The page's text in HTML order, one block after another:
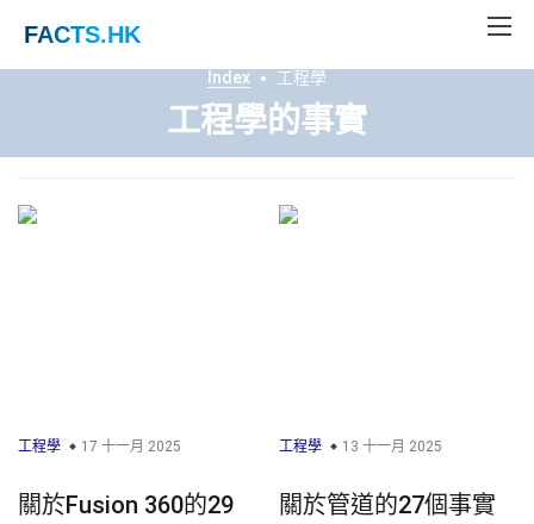
FACTS.HK
Index 工程學
工程學的事實
工程學 17 十一月 2025
關於Fusion 360的29
工程學 13 十一月 2025
關於管道的27個事實